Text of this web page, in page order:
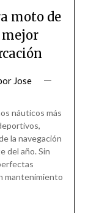
moto de
mejor
Jose
náuticos más
la navegación
del año. Sin
mantenimiento